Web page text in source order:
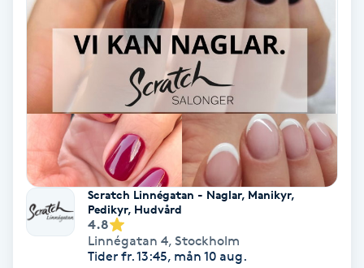
Färgning
Gel naglar
Gelenaglar
Gellack
Scratch Linnégatan - Naglar, Manikyr,
Pedikyr, Hudvård
4.8
Linnégatan 4, Stockholm
Tider fr. 13:45, mån 10 aug.